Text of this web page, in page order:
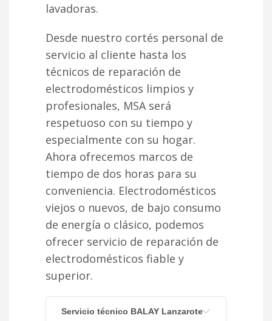
lavadoras.
Desde nuestro cortés personal de
servicio al cliente hasta los
técnicos de reparación de
electrodomésticos limpios y
profesionales, MSA será
respetuoso con su tiempo y
especialmente con su hogar.
Ahora ofrecemos marcos de
tiempo de dos horas para su
conveniencia. Electrodomésticos
viejos o nuevos, de bajo consumo
de energía o clásico, podemos
ofrecer servicio de reparación de
electrodomésticos fiable y
superior.
Servicio técnico BALAY Lanzarote